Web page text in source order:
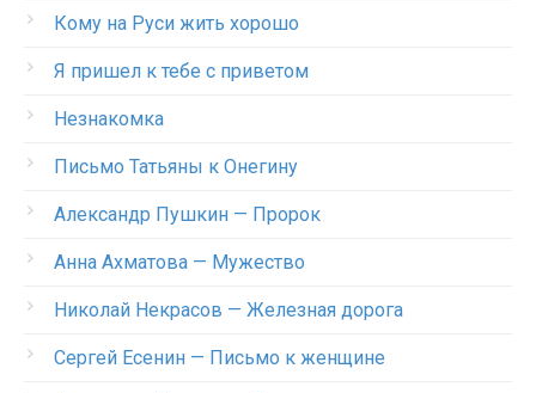
Кому на Руси жить хорошо
Я пришел к тебе с приветом
Незнакомка
Письмо Татьяны к Онегину
Александр Пушкин — Пророк
Анна Ахматова — Мужество
Николай Некрасов — Железная дорога
Сергей Есенин — Письмо к женщине